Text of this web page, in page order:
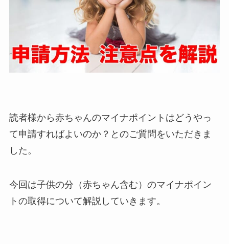
読者様から赤ちゃんのマイナポイントはどうやっ
て申請すればよいのか？とのご質問をいただきま
した。
今回は子供の分（赤ちゃん含む）のマイナポイン
トの取得について解説していきます。